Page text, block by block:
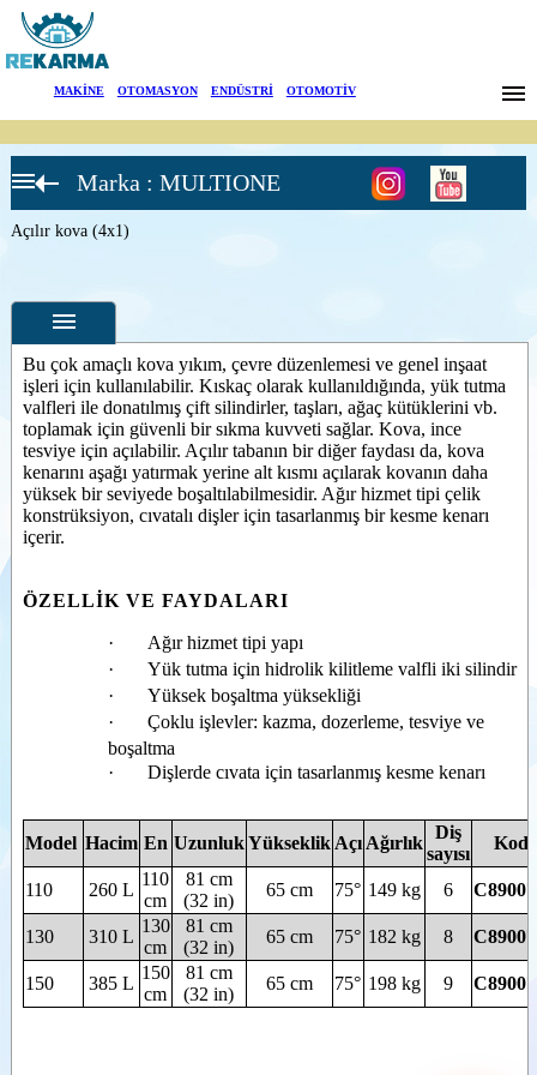
MAKİNE| OTOMASYON| ENDÜSTRİ| OTOMOTİV
Hakkımızda
İletişim
English
Marka : MULTIONE
Ataşmanlar
Genel kova
Palet çatalları
Ot Biçme
Ataşmanı
Mini kazıcı
Çim biçici
Hidrolik
kırıcı
Beko
dönüşlü
Kar küreme
Kanal kazıcı
Tomruk
yükleme
kıskacı
karıştırma
kovası
Ağaç
silkeleme
Açılır kova (4x1)
Özellikler
Fotoğraflar
--Genel
Ürün
Fotoğrafları
Dokümanlar
Bu çok amaçlı kova yıkım, çevre düzenlemesi ve genel inşaat
işleri için kullanılabilir. Kıskaç olarak kullanıldığında, yük tutma
valfleri ile donatılmış çift silindirler, taşları, ağaç kütüklerini vb.
toplamak için güvenli bir sıkma kuvveti sağlar. Kova, ince
tesviye için açılabilir. Açılır tabanın bir diğer faydası da, kova
kenarını aşağı yatırmak yerine alt kısmı açılarak kovanın daha
yüksek bir seviyede boşaltılabilmesidir. Ağır hizmet tipi çelik
konstrüksiyon, cıvatalı dişler için tasarlanmış bir kesme kenarı
içerir.
ÖZELLİK VE FAYDALARI
·
Ağır hizmet tipi yapı
·
Yük tutma için hidrolik kilitleme valfli iki silindir
·
Yüksek boşaltma yüksekliği
·
Çoklu işlevler: kazma, dozerleme, tesviye ve
boşaltma
·
Dişlerde cıvata için tasarlanmış kesme kenarı
Model Hacim En Uzunluk Yükseklik Açı Ağırlık
Diş
sayısı
Kod
110 260 L
110
cm
81 cm
(32 in)
65 cm 75° 149 kg 6
130 310 L
130
cm
81 cm
(32 in)
65 cm 75° 182 kg 8
150 385 L
150
cm
81 cm
(32 in)
65 cm 75° 198 kg 9